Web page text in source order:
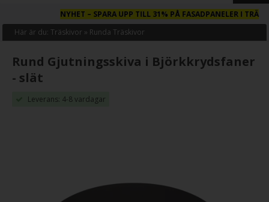
– SPARA UPP TILL 31% PÅ FASADPANELER I TRÄ
Här är du:Träskivor » Runda Träskivor
Rund Gjutningsskiva i Björkkrydsfaner
- slät
Leverans: 4-8 vardagar